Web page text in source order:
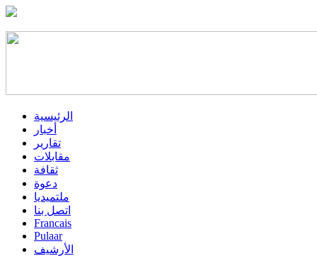
الرئيسية
أخبار
تقارير
مقابلات
ثقافة
دعوة
ملتميديا
اتصل بنا
Francais
Pulaar
الأرشيف